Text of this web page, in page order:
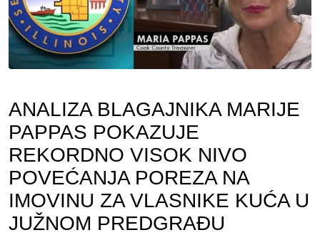
ANALIZA BLAGAJNIKA MARIJE
PAPPAS POKAZUJE
REKORDNO VISOK NIVO
POVEĆANJA POREZA NA
IMOVINU ZA VLASNIKE KUĆA U
JUŽNOM PREDGRAĐU